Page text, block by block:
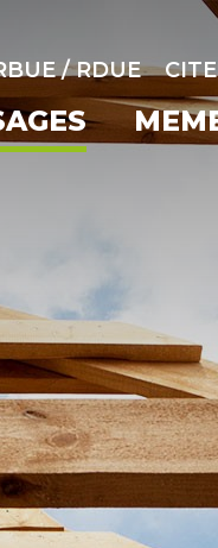
/ RDUE